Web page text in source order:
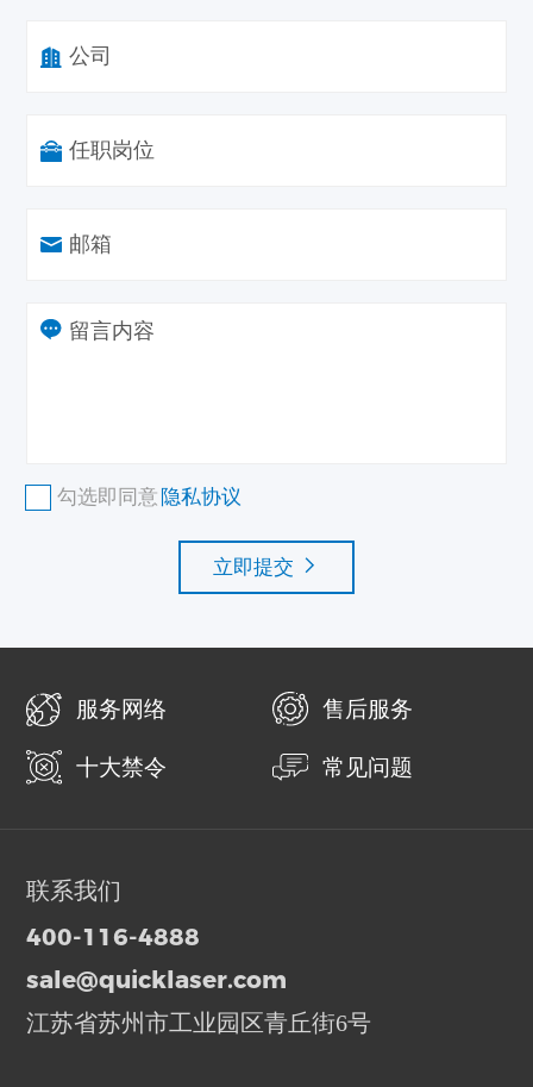
公司
任职岗位
邮箱
勾选即同意 隐私协议
立即提交
服务网络 售后服务
十大禁令 常见问题
联系我们
400-116-4888
sale@quicklaser.com
江苏省苏州市工业园区青丘街6号